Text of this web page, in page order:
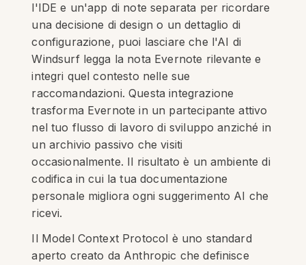
l'IDE e un'app di note separata per ricordare
una decisione di design o un dettaglio di
configurazione, puoi lasciare che l'AI di
Windsurf legga la nota Evernote rilevante e
integri quel contesto nelle sue
raccomandazioni. Questa integrazione
trasforma Evernote in un partecipante attivo
nel tuo flusso di lavoro di sviluppo anziché in
un archivio passivo che visiti
occasionalmente. Il risultato è un ambiente di
codifica in cui la tua documentazione
personale migliora ogni suggerimento AI che
ricevi.
Il Model Context Protocol è uno standard
aperto creato da Anthropic che definisce